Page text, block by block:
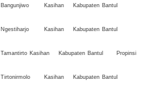
Bangunjiwo Kasihan Kabupaten Bantul
Ngestiharjo Kasihan Kabupaten Bantul
Tamantirto Kasihan Kabupaten Bantul
Propinsi
Tirtonirmolo Kasihan Kabupaten Bantul